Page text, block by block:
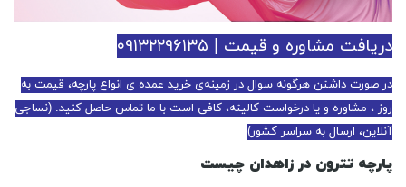
دریافت مشاوره و قیمت | ۰۹۱۳۲۲۹۶۱۳۵
در صورت داشتن هرگونه سوال در زمینه‌ی خرید عمده ی انواع پارچه، قیمت به
روز ، مشاوره و یا درخواست کالیته، کافی است با ما تماس حاصل کنید. (نساجی
آنلاین، ارسال به سراسر کشور)
پارچه تترون در زاهدان چیست